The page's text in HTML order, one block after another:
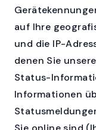
auf Ihre
und die IP-
denen Sie
Status-
Informationen